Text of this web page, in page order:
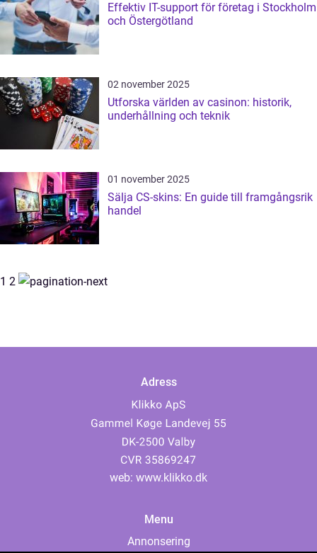
Effektiv IT-support för företag i Stockholm
och Östergötland
02 november 2025
Utforska världen av casinon: historik,
underhållning och teknik
01 november 2025
Sälja CS-skins: En guide till framgångsrik
handel
1 2
Adress
web: www.klikko.dk
Menu
Annonsering